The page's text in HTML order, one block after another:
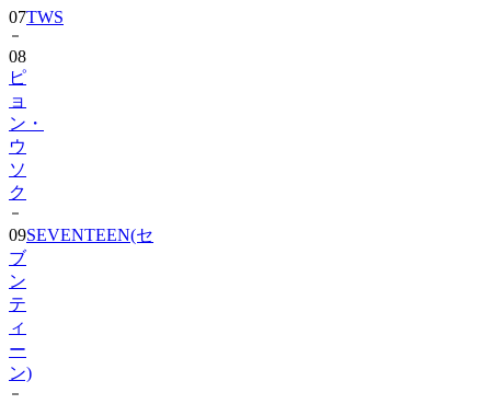
08
ピ
ョ
ン・
ウ
ソ
ク
09
ブ
ン
テ
ィ
ー
ン)
10aespa